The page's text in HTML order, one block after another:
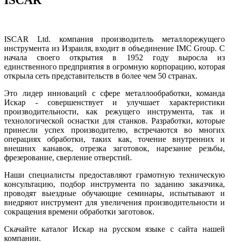
ISCAR Ltd. компания производитель металлорежущего
инструмента из Израиля, входит в объединение IMC Group. С
начала своего открытия в 1952 году выросла из
единственного предприятия в огромную корпорацию, которая
открыла сеть представительств в более чем 50 странах.
Это лидер инноваций с сфере металлообработки, команда
Искар - совершенствует и улучшает характеристики
производительности, как режущего инструмента, так и
технологической оснастки для станков. Разработки, которые
принесли успех производителю, встречаются во многих
операциях обработки, таких как, точение внутренних и
внешних канавок, отрезка заготовок, нарезание резьбы,
фрезерование, сверление отверстий.
Наши специалисты предоставляют грамотную техническую
консультацию, подбор инструмента по заданию заказчика,
проводят выездные обучающие семинары, испытывают и
внедряют инструмент для увеличения производительности и
сокращения времени обработки заготовок.
Скачайте каталог Искар на русском языке с сайта нашей
компании.